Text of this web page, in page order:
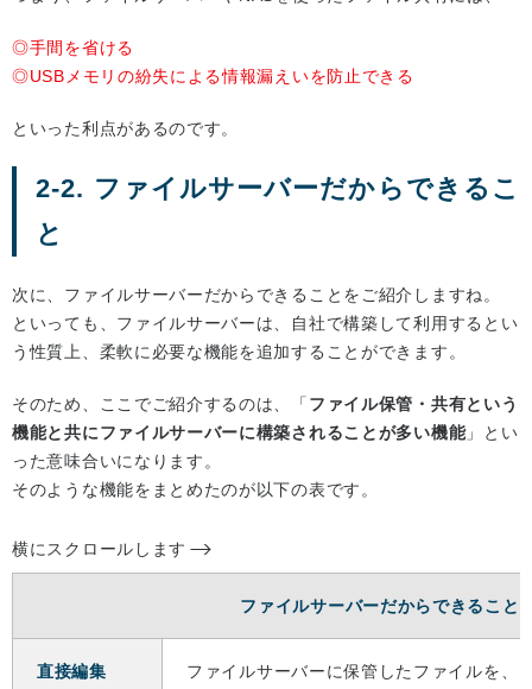
◎手間を省ける
◎USBメモリの紛失による情報漏えいを防止できる
といった利点があるのです。
2-2. ファイルサーバーだからできるこ
と
次に、ファイルサーバーだからできることをご紹介しますね。
といっても、ファイルサーバーは、自社で構築して利用するとい
う性質上、柔軟に必要な機能を追加することができます。
そのため、ここでご紹介するのは、「 ファイル保管・共有という
機能と共にファイルサーバーに構築されることが多い機能」とい
った意味合いになります。
そのような機能をまとめたのが以下の表です。
横にスクロールします
ファイルサーバーだからできること
直接編集
ファイルサーバーに保管したファイルを、